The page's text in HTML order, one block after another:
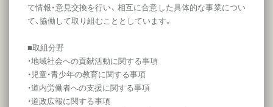
て情報・意見交換を行い、 相互に合意した具体的な事業につい
て、協働して取り組むこととしています。
■取組分野
・地域社会への貢献活動に関する事項
・児童・青少年の教育に関する事項
・道内労働者への支援に関する事項
・道政広報に関する事項